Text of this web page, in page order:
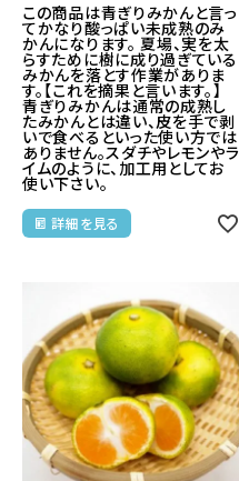
この商品は青ぎりみかんと言っ
てかなり酸っぱい未成熟のみ
かんになります。 夏場、実を太
らすために樹に成り過ぎている
みかんを落とす作業がありま
す。【これを摘果と言います。】
青ぎりみかんは通常の成熟し
たみかんとは違い、皮を手で剥
いで食べるといった使い方では
ありません。スダチやレモンやラ
イムのように、加工用としてお
使い下さい。
詳細を見る